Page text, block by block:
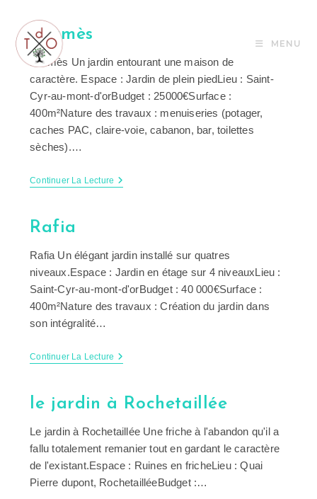
content
MENU
Hermès
Hermès Un jardin entourant une maison de
caractère. Espace : Jardin de plein piedLieu : Saint-
Cyr-au-mont-d'orBudget : 25000€Surface :
400m²Nature des travaux : menuiseries (potager,
caches PAC, claire-voie, cabanon, bar, toilettes
sèches).…
Continuer La Lecture Hermès
Rafia
Rafia Un élégant jardin installé sur quatres
niveaux.Espace : Jardin en étage sur 4 niveauxLieu :
Saint-Cyr-au-mont-d'orBudget : 40 000€Surface :
400m²Nature des travaux : Création du jardin dans
son intégralité…
Continuer La Lecture Rafia
le jardin à Rochetaillée
Le jardin à Rochetaillée Une friche à l'abandon qu'il a
fallu totalement remanier tout en gardant le caractère
de l'existant.Espace : Ruines en fricheLieu : Quai
Pierre dupont, RochetailléeBudget :…